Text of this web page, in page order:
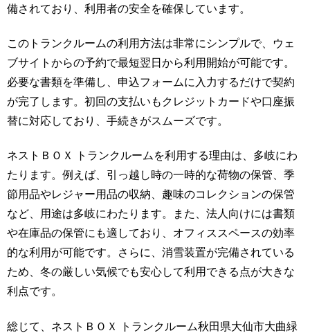
備されており、利用者の安全を確保しています。
このトランクルームの利用方法は非常にシンプルで、ウェ
ブサイトからの予約で最短翌日から利用開始が可能です。
必要な書類を準備し、申込フォームに入力するだけで契約
が完了します。初回の支払いもクレジットカードや口座振
替に対応しており、手続きがスムーズです。
ネストＢＯＸ トランクルームを利用する理由は、多岐にわ
たります。例えば、引っ越し時の一時的な荷物の保管、季
節用品やレジャー用品の収納、趣味のコレクションの保管
など、用途は多岐にわたります。また、法人向けには書類
や在庫品の保管にも適しており、オフィススペースの効率
的な利用が可能です。さらに、消雪装置が完備されている
ため、冬の厳しい気候でも安心して利用できる点が大きな
利点です。
総じて、ネストＢＯＸ トランクルーム秋田県大仙市大曲緑